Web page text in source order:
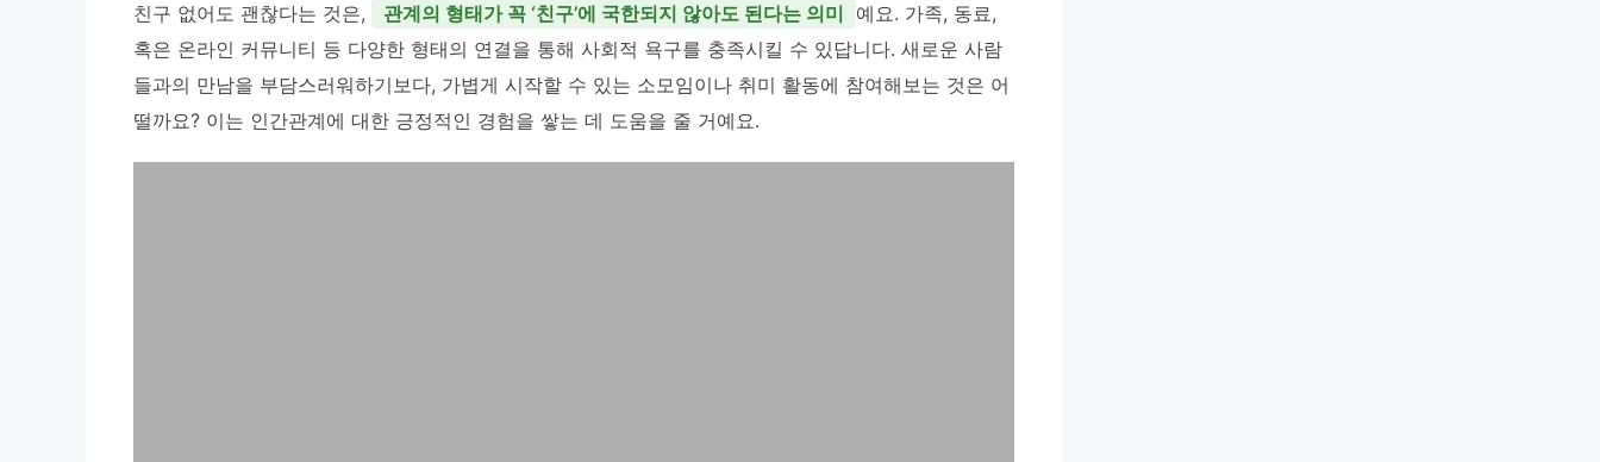
친구 없어도 괜찮다는 것은, 관계의 형태가 꼭 ‘친구’에 국한되지 않아도 된다는 의미
예요. 가족, 동료,
혹은 온라인 커뮤니티 등 다양한 형태의 연결을 통해 사회적 욕구를 충족시킬 수 있답니다. 새로운 사람
들과의 만남을 부담스러워하기보다, 가볍게 시작할 수 있는 소모임이나 취미 활동에 참여해보는 것은 어
떨까요? 이는 인간관계에 대한 긍정적인 경험을 쌓는 데 도움을 줄 거예요.